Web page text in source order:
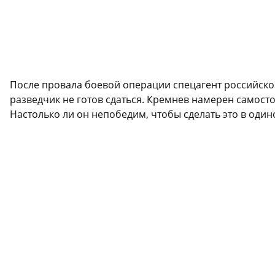
После провала боевой операции спецагент
разведчик не готов сдаться. Кремнев намерен
Настолько ли он непобедим, чтобы сделать это в